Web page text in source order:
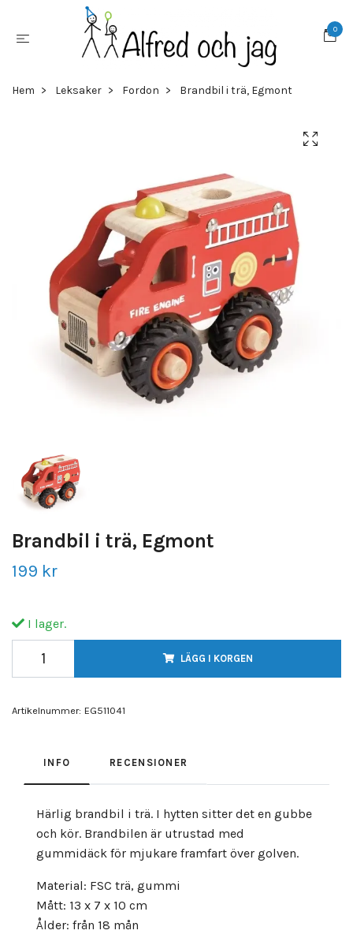
0
Hem Leksaker Fordon Brandbil i trä, Egmont
Brandbil i trä, Egmont
199 kr
I lager.
LÄGG I KORGEN
Artikelnummer: EG511041
INFO RECENSIONER
Härlig brandbil i trä. I hytten sitter det en gubbe
och kör. Brandbilen är utrustad med
gummidäck för mjukare framfart över golven.
Material: FSC trä, gummi
Mått: 13 x 7 x 10 cm
Ålder: från 18 mån